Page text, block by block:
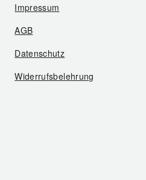
Impressum
AGB
Datenschutz
Widerrufsbelehrung